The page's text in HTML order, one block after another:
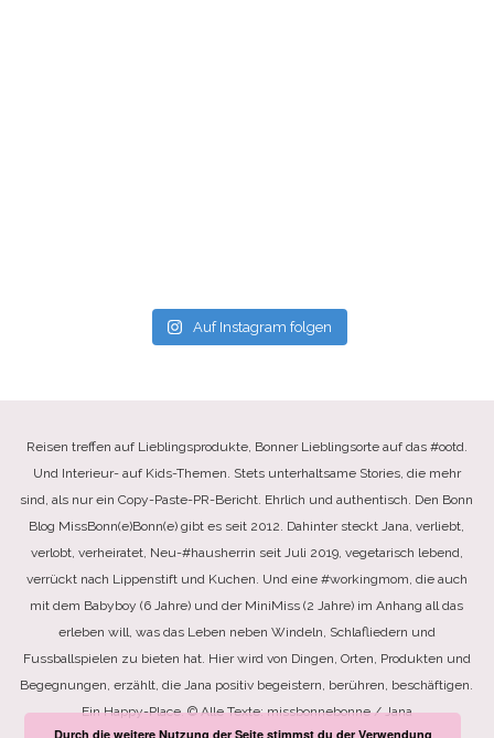
Auf Instagram folgen
Reisen treffen auf Lieblingsprodukte, Bonner Lieblingsorte auf das #ootd.
Und Interieur- auf Kids-Themen. Stets unterhaltsame Stories, die mehr
sind, als nur ein Copy-Paste-PR-Bericht. Ehrlich und authentisch. Den Bonn
Blog MissBonn(e)Bonn(e) gibt es seit 2012. Dahinter steckt Jana, verliebt,
verlobt, verheiratet, Neu-#hausherrin seit Juli 2019, vegetarisch lebend,
verrückt nach Lippenstift und Kuchen. Und eine #workingmom, die auch
mit dem Babyboy (6 Jahre) und der MiniMiss (2 Jahre) im Anhang all das
erleben will, was das Leben neben Windeln, Schlafliedern und
Fussballspielen zu bieten hat. Hier wird von Dingen, Orten, Produkten und
Begegnungen, erzählt, die Jana positiv begeistern, berühren, beschäftigen.
Ein Happy-Place. © Alle Texte: missbonnebonne / Jana
Durch die weitere Nutzung der Seite stimmst du der Verwendung